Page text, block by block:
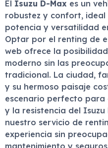
El Isuzu D-Max es un
robustez y confort, ideal
potencia y versatilidad
Optar por el renting de
web ofrece la
moderno sin las
tradicional. La ciudad,
y su hermoso paisaje
escenario perfecto para
y la resistencia del Isuzu
nuestro servicio de
experiencia sin
mantenimiento y